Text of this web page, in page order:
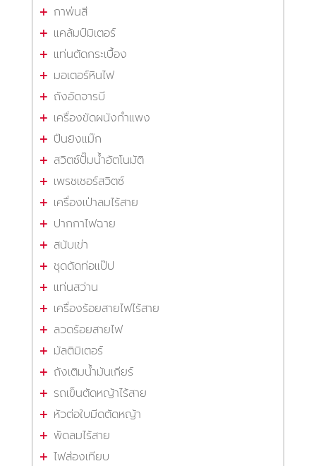
กาพ่นสี
แคล้มป์มิเตอร์
แท่นตัดกระเบื้อง
มอเตอร์หินไฟ
ถังอัดจารบี
เครื่องขัดผนังกำแพง
ปืนยิงแม๊ก
สวิตซ์ปั๊มน้ำอัตโนมัติ
เพรชเชอร์สวิตซ์
เครื่องเป่าลมไร้สาย
ปากกาไฟฉาย
สนับเข่า
ชุดดัดท่อแป๊ป
แท่นสว่าน
เครื่องร้อยสายไฟไร้สาย
ลวดร้อยสายไฟ
มัลติมิเตอร์
ถังเติมน้ำมันเกียร์
รถเข็นตัดหญ้าไร้สาย
หัวต่อใบมีดตัดหญ้า
พัดลมไร้สาย
ไฟส่องเทียบ